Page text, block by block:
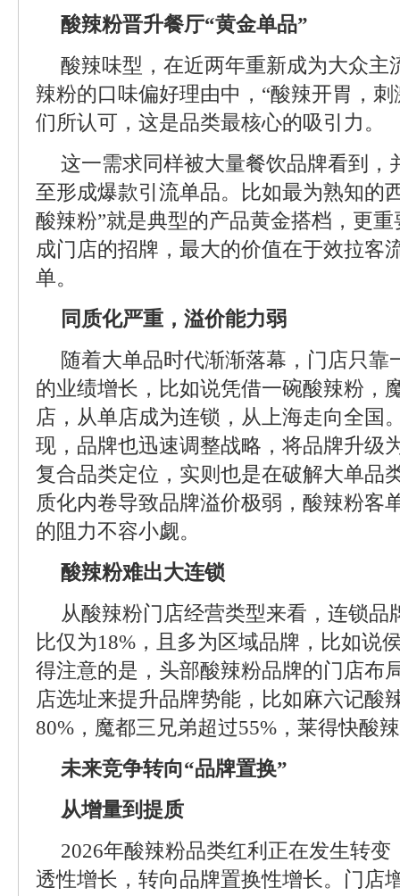
酸辣粉晋升餐厅“黄金单品”
酸辣味型，在近两年重新成为大众主
辣粉的口味偏好理由中，“酸辣开胃，
们所认可，这是品类最核心的吸引力。
这一需求同样被大量餐饮品牌看到，
至形成爆款引流单品。比如最为熟知的
酸辣粉”就是典型的产品黄金搭档，更
成门店的招牌，最大的价值在于效拉客
单。
同质化严重，溢价能力弱
随着大单品时代渐渐落幕，门店只靠
的业绩增长，比如说凭借一碗酸辣粉，
店，从单店成为连锁，从上海走向全国
现，品牌也迅速调整战略，将品牌升级
复合品类定位，实则也是在破解大单品
质化内卷导致品牌溢价极弱，酸辣粉客
的阻力不容小觑。
酸辣粉难出大连锁
从酸辣粉门店经营类型来看，连锁品
比仅为18%，且多为区域品牌，比如说
得注意的是，头部酸辣粉品牌的门店布
店选址来提升品牌势能，比如麻六记酸
80%，魔都三兄弟超过55%，莱得快酸
未来竞争转向“品牌置换”
从增量到提质
2026年酸辣粉品类红利正在发生转
透性增长，转向品牌置换性增长。门店